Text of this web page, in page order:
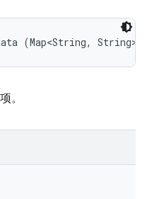
(Map<String, String>
。